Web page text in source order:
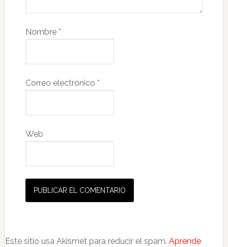
Nombre *
Correo electrónico *
Web
Este sitio usa Akismet para reducir el spam. Aprende